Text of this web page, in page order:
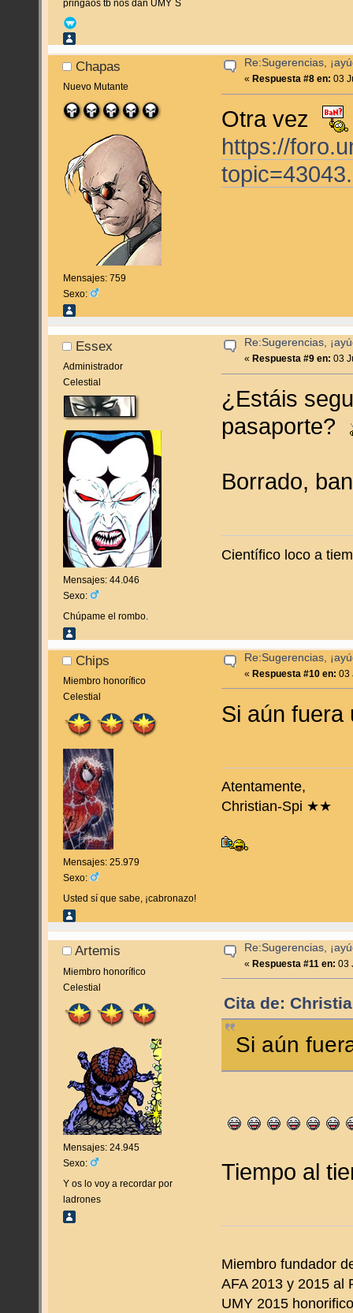
pringaos tb nos dan UMY´S
Chapas
Nuevo Mutante
Mensajes: 759
Sexo:
Re:Sugerencias,
« Respuesta #8 en: 03
Otra vez
https://
Essex
Administrador
Celestial
Mensajes: 44.046
Sexo:
Chúpame el rombo.
Re:Sugerencias,
« Respuesta #9 en: 03
¿Estáis
pasaporte?
Borrado,
Científico loco a
Chips
Miembro honorífico
Celestial
Mensajes: 25.979
Sexo:
Usted sí que sabe, ¡cabronazo!
Re:Sugerencias,
«Respuesta #10 en: 03
Si aún
Atentamente,
Christian-Spi ★★
Artemis
Miembro honorífico
Celestial
Mensajes: 24.945
Sexo:
Y os lo voy a recordar por
ladrones
Re:Sugerencias,
«Respuesta #11 en: 03
Cita de:
Si aún
Tiempo al
Miembro fundador
AFA 2013 y 2015 al
UMY 2015